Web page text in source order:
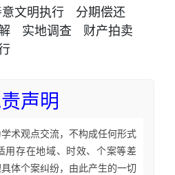
意文明执行
分期偿还
实地调查
财产拍卖
声明
术观点交流，不构成任何形式
用存在地域、时效、个案等差
体个案纠纷，由此产生的一切